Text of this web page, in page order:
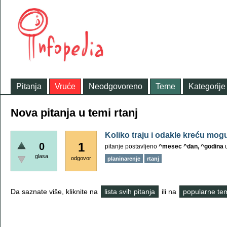
Pitanja Vruće Neodgovoreno Teme Kategorije
Nova pitanja u temi rtanj
0
glasa
1
odgovor
Koliko traju i odakle kreću
pitanje postavljeno ^mesec ^dan, ^godina
planinarenje rtanj
Da saznate više, kliknite na lista svih pitanja ili na popularne